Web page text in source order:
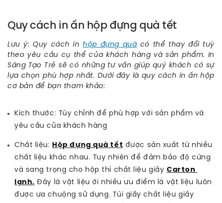
Quy cách in ấn hộp đựng quà tết
Lưu ý: Quy cách inhộp đựng quà có thể thay đổi tuỳ
theo yêu cầu cụ thể của khách hàng và sản phẩm. In
Sáng Tạo Trẻ sẽ có những tư vấn giúp quý khách có sự
lựa chọn phù hợp nhất. Dưới đây là quy cách in ấn hộp
cơ bản để bạn tham khảo:
Kích thước: Tùy chỉnh để phù hợp với sản phẩm và
yêu cầu của khách hàng
Chất liệu: Hộp đựng quà tết được sản xuất từ nhiều
chất liệu khác nhau. Tuy nhiên để đảm bảo độ cứng
và sang trọng cho hộp thì chất liệu giấy Carton
lạnh. Đây là vật liệu ới nhiều ưu điểm là vật liệu luôn
được ưa chuộng sử dụng. Túi giấy chất liệu giấy